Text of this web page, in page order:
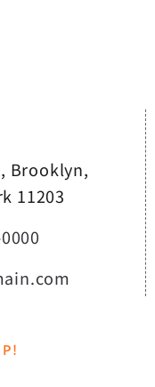
Brooklyn,
11203